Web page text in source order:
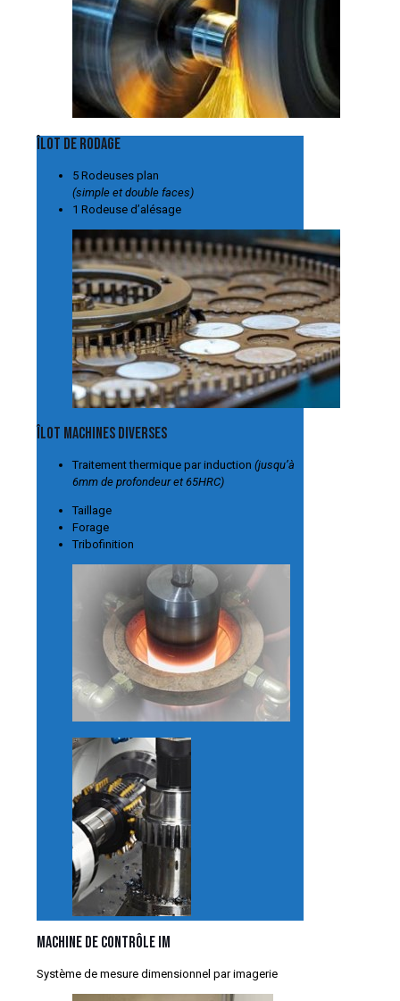
Îlot de rodage
5 Rodeuses plan
(simple et double faces)
1 Rodeuse d’alésage
Îlot Machines diverses
Traitement thermique par induction (jusqu’à
6mm de profondeur et 65HRC)
Taillage
Forage
Tribofinition
Machine de contrôle IM
Système de mesure dimensionnel par imagerie